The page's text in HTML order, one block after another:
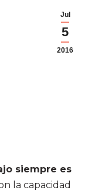
Jul
5
2016
siempre es
la capacidad